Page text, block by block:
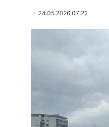
24.05.2026 07:22